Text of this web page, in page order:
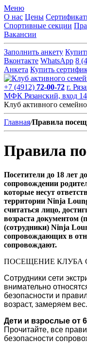
Меню
О нас Цены
Спортивные секции
Вакансии
Заполнить анкету
Вконтакте WhatsApp 8
Анкета Купить
+7 (4912) 72-00-72 г.
МФК Рязанский, вход 14
Клуб активного
Главная/Правила
Правила
Посетители до 18 лет
сопровождении
которые несут
территории Ninja
считаться лицо,
возраста документом
(сотрудники) Ninja
сопровождающих в
сопровождают.
ПОСЕЩЕНИЕ КЛУБА
Сотрудники сети
внимательно
безопасности и
возраст, замеряем вес.
Дети и взрослые от 6
Прочитайте, все
безопасности